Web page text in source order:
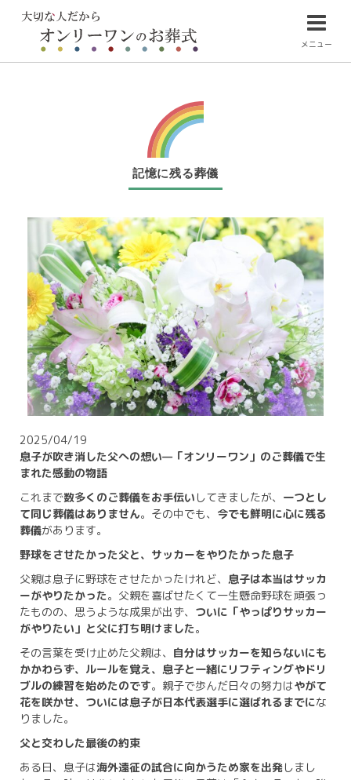
メニュー
記憶に残る葬儀
2025/04/19
息子が吹き消した父への想い—「オンリーワン」のご葬儀で生
まれた感動の物語
これまで数多くのご葬儀をお手伝い してきましたが、 一つとし
て同じ葬儀はありません。その中でも、 今でも鮮明に心に残る
葬儀があります。
野球をさせたかった父と、サッカーをやりたかった息子
父親は息子に野球をさせたかったけれど、 息子は本当はサッカ
ーがやりたかった。父親を喜ばせたくて一生懸命野球を頑張っ
たものの、思うような成果が出ず、 ついに「やっぱりサッカー
がやりたい」と父に打ち明けました。
その言葉を受け止めた父親は、 自分はサッカーを知らないにも
かかわらず、ルールを覚え、息子と一緒にリフティングやドリ
ブルの練習を始めたのです。親子で歩んだ日々の努力はやがて
花を咲かせ、ついには息子が日本代表選手に選ばれるまでにな
りました。
父と交わした最後の約束
ある日、息子は海外遠征の試合に向かうため家を出発しまし